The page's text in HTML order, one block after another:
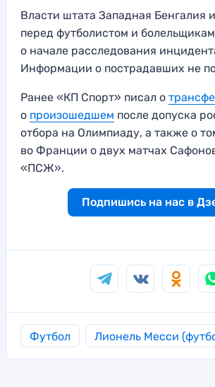
Власти штата Западная Бенгалия
перед футболистом и
о начале расследования
Информации о пострадавших не
Ранее «КП Спорт» писал о
о произошедшем после допуска
отбора на Олимпиаду, а также о
во Франции о двух матчах
«ПСЖ».
Подпишись на нас в
Футбол Лионель Месси